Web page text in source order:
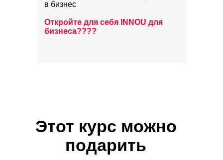
в бизнес
Откройте для себя INNOU для
бизнеса????